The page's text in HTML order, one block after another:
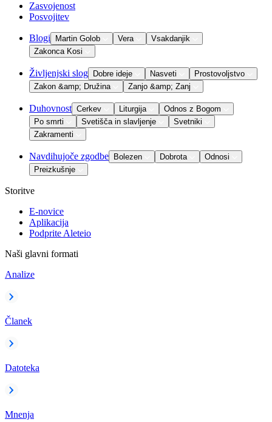
Zasvojenost
Posvojitev
Blogi Martin Golob Vera
Vsakdanjik
Zakonca Kosi
Življenjski slog Dobre ideje Nasveti
Prostovoljstvo
Zakon &amp; Družina
Zanjo &amp; Zanj
Duhovnost Cerkev Liturgija
Odnos z Bogom
Po smrti
Svetišča in slavljenje
Svetniki
Zakramenti
Navdihujoče zgodbe Bolezen Dobrota
Odnosi
Preizkušnje
Storitve
E-novice
Aplikacija
Podprite Aleteio
Naši glavni formati
Analize
Članek
Datoteka
Mnenja